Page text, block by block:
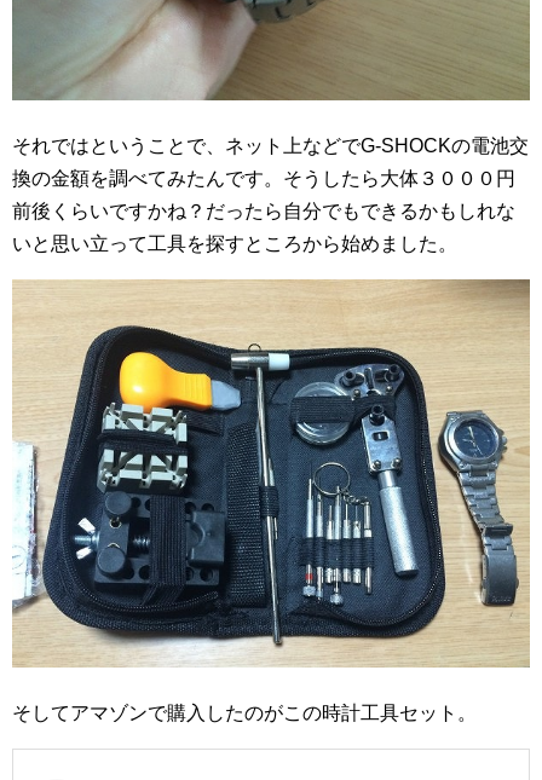
それではということで、ネット上などでG-SHOCKの電池交
換の金額を調べてみたんです。そうしたら大体３０００円
前後くらいですかね？だったら自分でもできるかもしれな
いと思い立って工具を探すところから始めました。
そしてアマゾンで購入したのがこの時計工具セット。